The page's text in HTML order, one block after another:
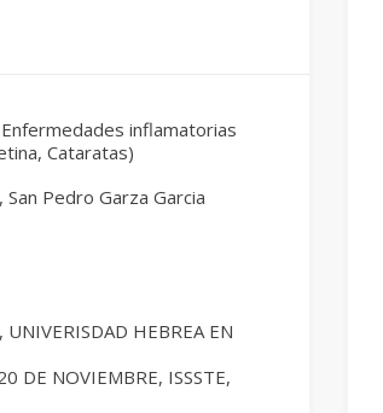
inflamatorias
Cataratas)
Pedro Garza Garcia
HEBREA EN
DE NOVIEMBRE, ISSSTE,